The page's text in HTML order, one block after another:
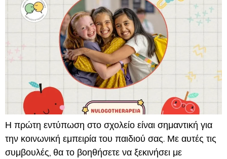
Η πρώτη εντύπωση στο σχολείο είναι σημαντική για
την κοινωνική εμπειρία του παιδιού σας. Με αυτές τις
συμβουλές, θα το βοηθήσετε να ξεκινήσει με